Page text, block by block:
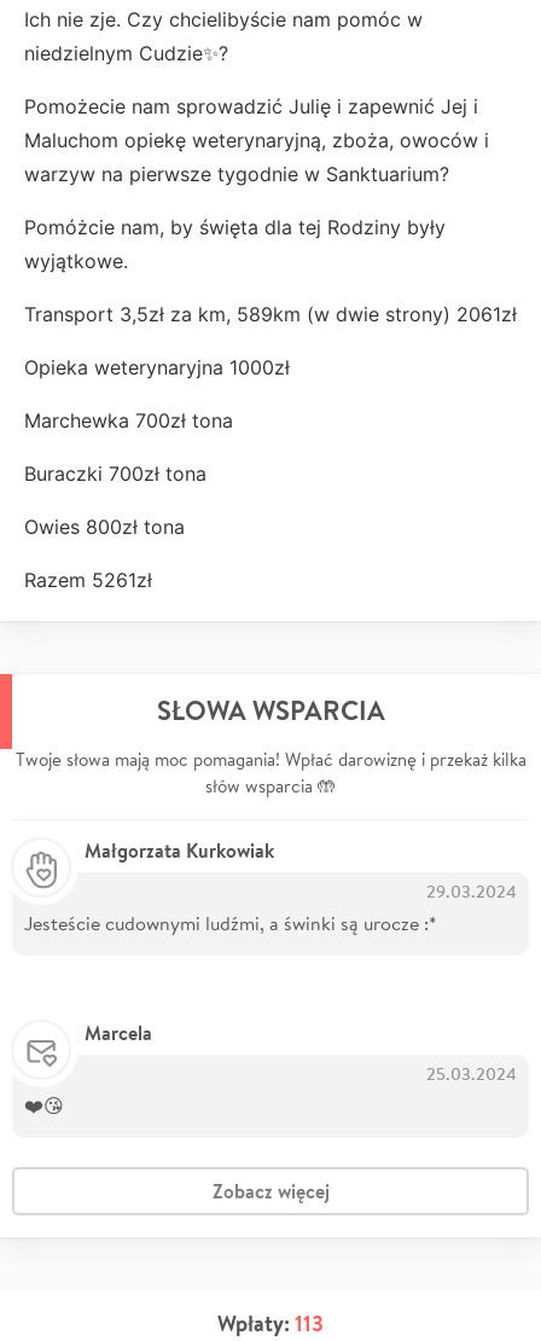
Ich nie zje. Czy chcielibyście nam pomóc w
niedzielnym Cudzie✨?
Pomożecie nam sprowadzić Julię i zapewnić Jej i
Maluchom opiekę weterynaryjną, zboża, owoców i
warzyw na pierwsze tygodnie w Sanktuarium?
Pomóżcie nam, by święta dla tej Rodziny były
wyjątkowe.
Transport 3,5zł za km, 589km (w dwie strony) 2061zł
Opieka weterynaryjna 1000zł
Marchewka 700zł tona
Buraczki 700zł tona
Owies 800zł tona
Razem 5261zł
SŁOWA WSPARCIA
Twoje słowa mają moc pomagania! Wpłać darowiznę i przekaż kilka
słów wsparcia 🤲
Małgorzata Kurkowiak
29.03.2024
Jesteście cudownymi ludźmi, a świnki są urocze :*
Marcela
25.03.2024
❤️😘
Zobacz więcej
Wpłaty: 113